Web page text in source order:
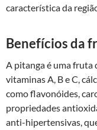
característica da
Benefícios da
A pitanga é uma
vitaminas A, B e C,
como flavonóides,
propriedades
anti-hipertensivas,